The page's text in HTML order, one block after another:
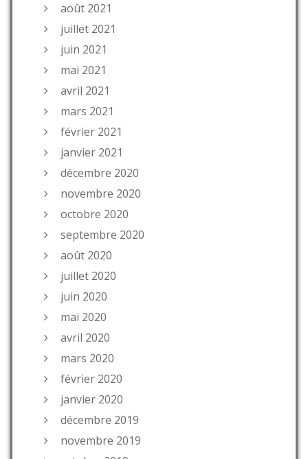
août 2021
juillet 2021
juin 2021
mai 2021
avril 2021
mars 2021
février 2021
janvier 2021
décembre 2020
novembre 2020
octobre 2020
septembre 2020
août 2020
juillet 2020
juin 2020
mai 2020
avril 2020
mars 2020
février 2020
janvier 2020
décembre 2019
novembre 2019